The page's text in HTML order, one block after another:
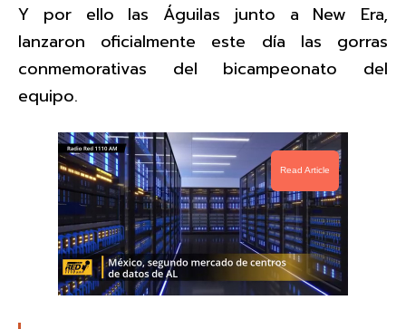
Y por ello las Águilas junto a New Era,
lanzaron oficialmente este día las gorras
conmemorativas del bicampeonato del
equipo.
Read Article